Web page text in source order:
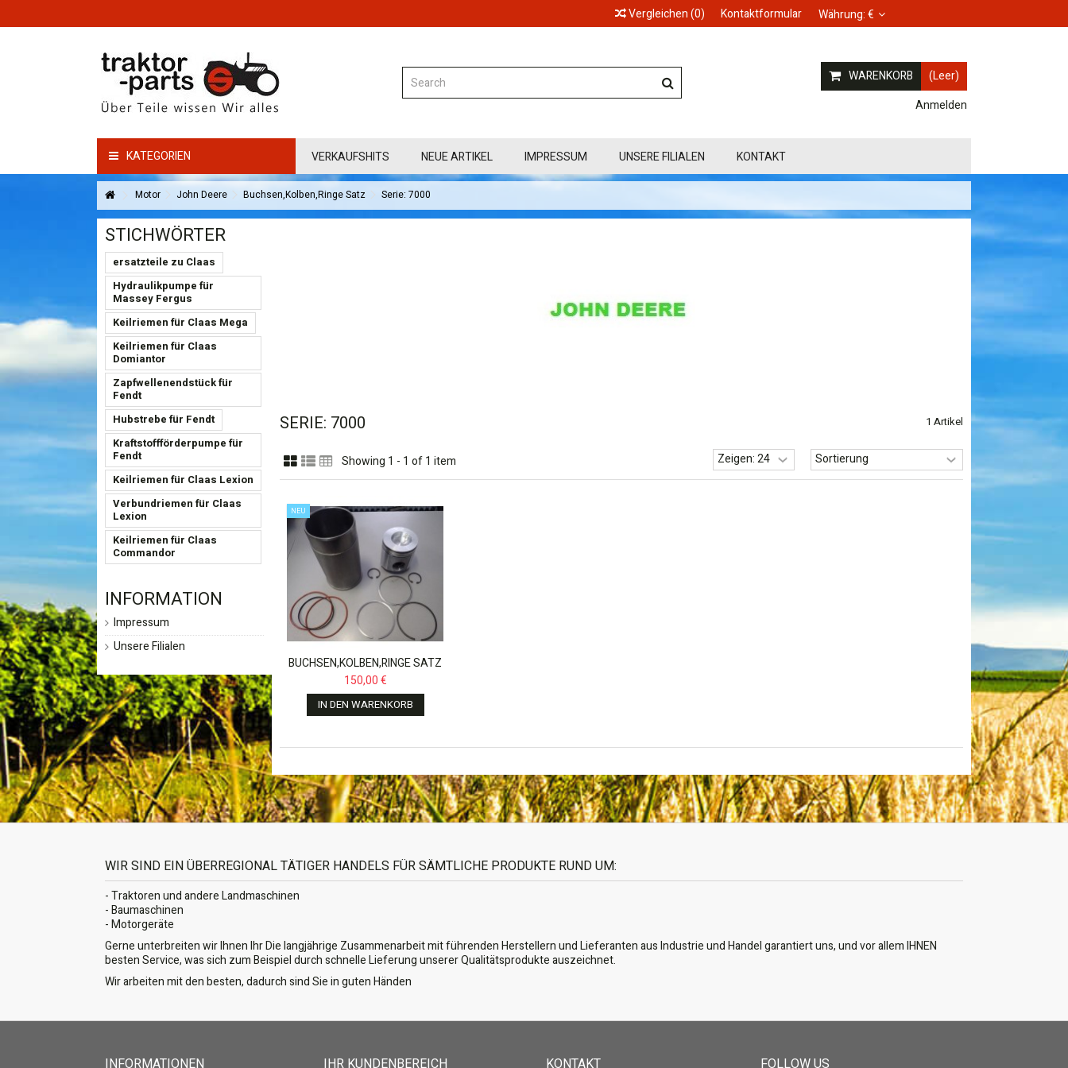
Währung:€
Kontaktformular
Vergleichen(0)
WARENKORB
(Leer)
Anmelden
KATEGORIEN VERKAUFSHITS NEUE ARTIKEL IMPRESSUM UNSERE FILIALEN KONTAKT
Motor John Deere Buchsen,Kolben,Ringe Satz Serie: 7000
SERIE: 7000 1 Artikel
Showing 1 - 1 of 1 item
NEU
BUCHSEN,KOLBEN,RINGE SATZ
FÜR JOHN DEERE 6400,...
150,00 €
IN DEN WARENKORB
STICHWÖRTER
ersatzteile zu Claas
Hydraulikpumpe für
Massey Fergus
Keilriemen für Claas Mega
Keilriemen für Claas
Domiantor
Zapfwellenendstück für
Fendt
Hubstrebe für Fendt
Kraftstoffförderpumpe für
Fendt
Keilriemen für Claas Lexion
Verbundriemen für Claas
Lexion
Keilriemen für Claas
Commandor
INFORMATION
Impressum
Unsere Filialen
WIR SIND EIN ÜBERREGIONAL TÄTIGER HANDELS FÜR SÄMTLICHE PRODUKTE RUND UM:
- Traktoren und andere Landmaschinen
- Baumaschinen
- Motorgeräte
Gerne unterbreiten wir Ihnen Ihr Die langjährige Zusammenarbeit mit führenden Herstellern und Lieferanten aus Industrie und Handel garantiert uns, und vor allem IHNEN
besten Service, was sich zum Beispiel durch schnelle Lieferung unserer Qualitätsprodukte auszeichnet.
Wir arbeiten mit den besten, dadurch sind Sie in guten Händen
INFORMATIONEN IHR KUNDENBEREICH KONTAKT FOLLOW US